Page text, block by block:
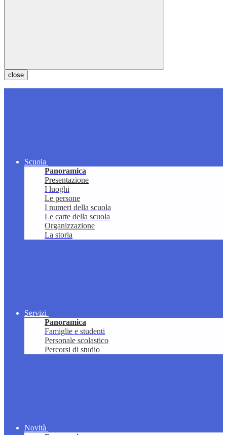
close
Scuola
Panoramica
Presentazione
I luoghi
Le persone
I numeri della scuola
Le carte della scuola
Organizzazione
La storia
Servizi
Panoramica
Famiglie e studenti
Personale scolastico
Percorsi di studio
Novità